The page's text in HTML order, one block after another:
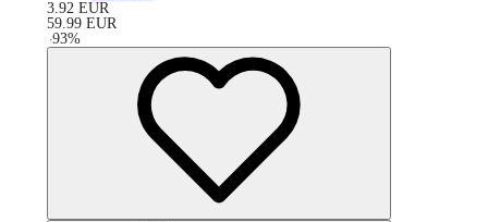
3.92 EUR
59.99 EUR
-93%